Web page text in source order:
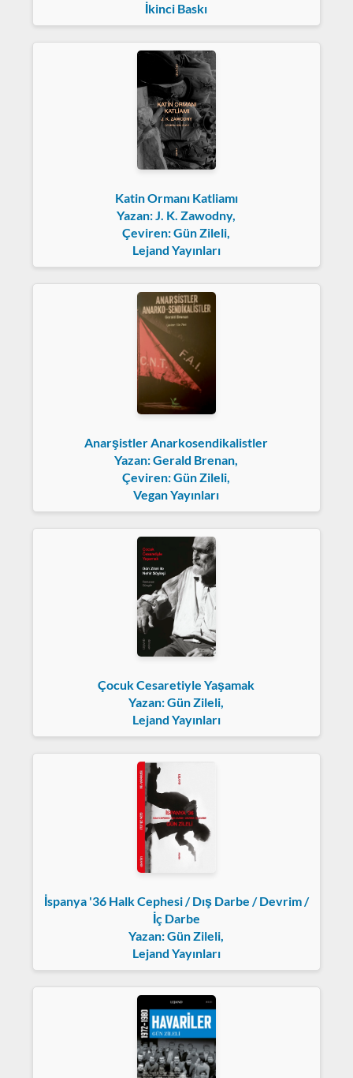
İkinci Baskı
Katin Ormanı Katliamı
Yazan: J. K. Zawodny,
Çeviren: Gün Zileli,
Lejand Yayınları
Anarşistler Anarkosendikalistler
Yazan: Gerald Brenan,
Çeviren: Gün Zileli,
Vegan Yayınları
Çocuk Cesaretiyle Yaşamak
Yazan: Gün Zileli,
Lejand Yayınları
İspanya '36 Halk Cephesi / Dış Darbe / Devrim /
İç Darbe
Yazan: Gün Zileli,
Lejand Yayınları